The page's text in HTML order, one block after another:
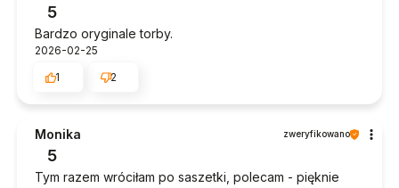
5
Bardzo oryginale torby.
2026-02-25
1
2
Monika zweryfikowano
5
Tym razem wróciłam po saszetki, polecam - pięknie